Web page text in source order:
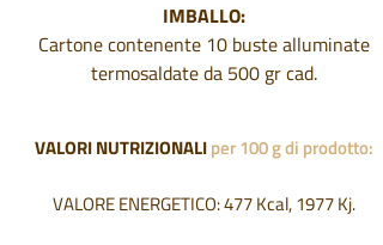
IMBALLO:
Cartone contenente 10 buste alluminate
termosaldate da 500 gr cad.
VALORI NUTRIZIONALIper 100 g di prodotto:
VALORE ENERGETICO: 477 Kcal, 1977 Kj.